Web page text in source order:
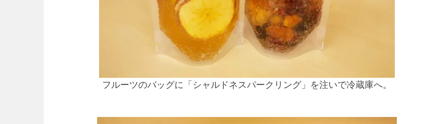
フルーツのバッグに「シャルドネスパークリング」を注いで冷蔵庫へ。